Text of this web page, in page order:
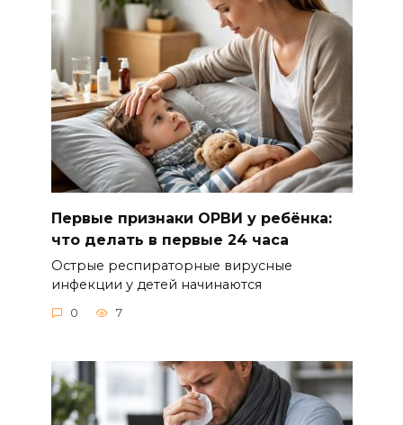
Первые признаки ОРВИ у ребёнка:
что делать в первые 24 часа
Острые респираторные вирусные
инфекции у детей начинаются
0 7